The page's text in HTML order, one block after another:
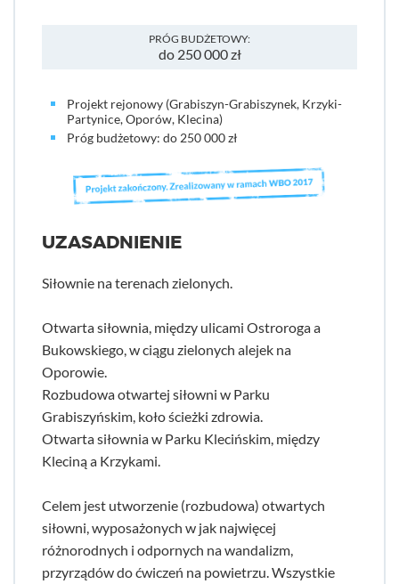
PRÓG BUDŻETOWY:
do 250 000 zł
Projekt rejonowy (Grabiszyn-Grabiszynek, Krzyki-
Partynice, Oporów, Klecina)
Próg budżetowy: do 250 000 zł
UZASADNIENIE
Siłownie na terenach zielonych.
Otwarta siłownia, między ulicami Ostroroga a
Bukowskiego, w ciągu zielonych alejek na
Oporowie.
Rozbudowa otwartej siłowni w Parku
Grabiszyńskim, koło ścieżki zdrowia.
Otwarta siłownia w Parku Klecińskim, między
Kleciną a Krzykami.
Celem jest utworzenie (rozbudowa) otwartych
siłowni, wyposażonych w jak najwięcej
różnorodnych i odpornych na wandalizm,
przyrządów do ćwiczeń na powietrzu. Wszystkie